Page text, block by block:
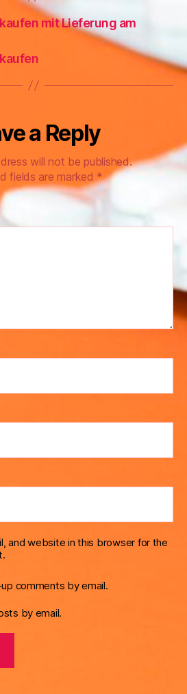
mit Lieferung am
a Reply
will not be published.
fields are marked*
and website in this browser for the
comments by email.
by email.